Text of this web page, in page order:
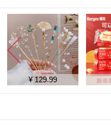
¥ 129.99